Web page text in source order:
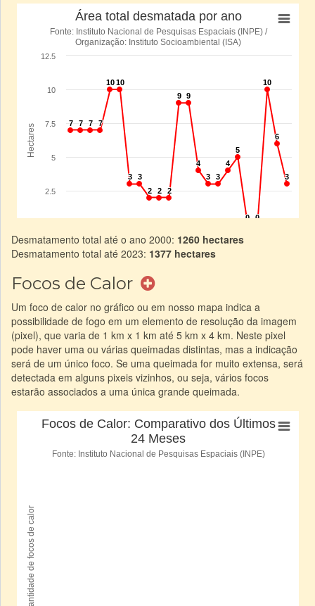
Desmatamento total até o ano 2000: 1260 hectares
Desmatamento total até 2023: 1377 hectares
Focos de Calor
Um foco de calor no gráfico ou em nosso mapa indica a
possibilidade de fogo em um elemento de resolução da imagem
(pixel), que varia de 1 km x 1 km até 5 km x 4 km. Neste pixel
pode haver uma ou várias queimadas distintas, mas a indicação
será de um único foco. Se uma queimada for muito extensa, será
detectada em alguns pixeis vizinhos, ou seja, vários focos
estarão associados a uma única grande queimada.